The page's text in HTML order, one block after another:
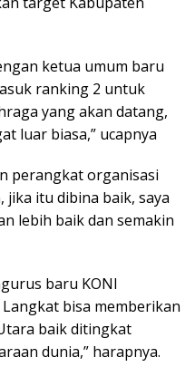
ketua umum baru
ranking 2 untuk
yang akan datang,
luar biasa,” ucapnya
perangkat organisasi
jika itu dibina baik, saya
lebih baik dan semakin
baru KONI
bisa memberikan
baik ditingkat
dunia,” harapnya.